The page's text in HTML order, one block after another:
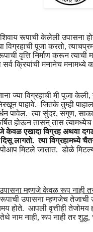
रूपाची केलेली उपासना
विग्रहाची पूजा करतो,
वृत्ति निर्माण करून
क्रियांची मनानेच मनामध्ये
ज्या विग्रहाची मी पूजा केली,
पाहावे. जितके तुम्ही पाहाल,
पावेल. त्या सुंदर, सगुण,
होऊन तासन् तास
केवळ एखादा विग्रह अथवा
लागतो. त्या विग्रहामध्ये
मिटले जातात. डोळे
म्हणजे केवळ रूप नाही
रूपाची उपासना म्हणजेच
होते. आपली वृत्तीही तेजोमय
नाम नाही, रूप नाही तर